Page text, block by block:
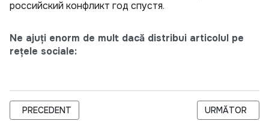
российский конфликт год спустя.
Ne ajuți enorm de mult dacă distribui articolul pe
rețele sociale:
ARTICOL PRECEDENT: SCHIMB DE EXPERIENŢĂ LA NIVEL
PRECEDENT ARTICOLUL
URMĂTOR